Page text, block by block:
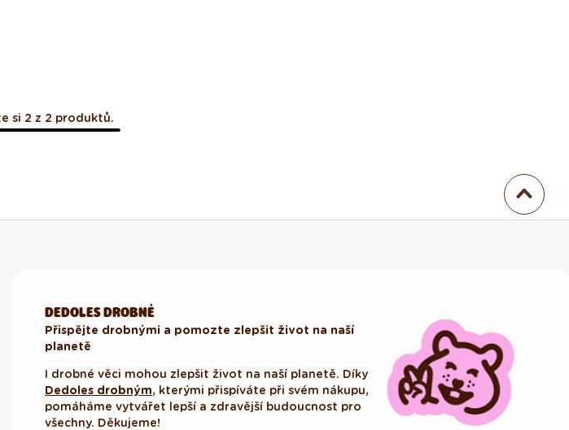
si 2 z 2 produktů.
DEDOLES DROBNÉ
Přispějte drobnými a pomozte zlepšit život na naší
planetě
I drobné věci mohou zlepšit život na naší planetě. Díky
Dedoles drobným, kterými přispíváte při svém nákupu,
pomáháme vytvářet lepší a zdravější budoucnost pro
všechny. Děkujeme!